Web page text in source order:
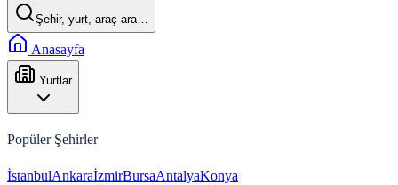
Şehir, yurt, araç ara…
Anasayfa
Yurtlar
Popüler Şehirler
İstanbulAnkaraİzmirBursaAntalyaKonya